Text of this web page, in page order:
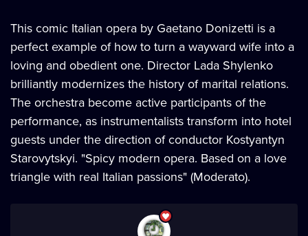
This comic Italian opera by Gaetano Donizetti is a
perfect example of how to turn a wayward wife into a
loving and obedient one. Director Lada Shylenko
brilliantly modernizes the history of marital relations.
The orchestra become active participants of the
performance, as instrumentalists transform into hotel
guests under the direction of conductor Kostyantyn
Starovytskyi. "Spicy modern opera. Based on a love
triangle with real Italian passions" (Moderato).